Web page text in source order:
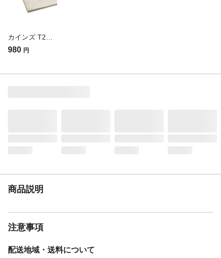
980 円
商品説明
注意事項
配送地域・送料について